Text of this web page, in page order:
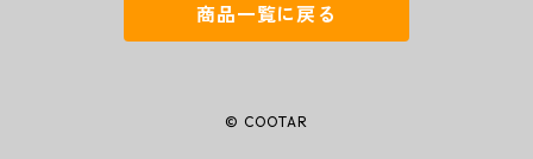
商品一覧に戻る
© COOTAR